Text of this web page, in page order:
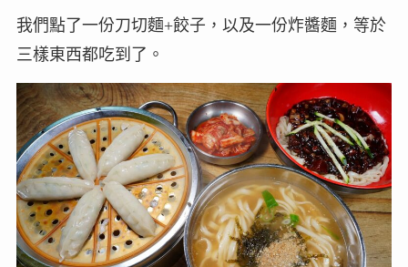
我們點了一份刀切麵+餃子，以及一份炸醬麵，等於
三樣東西都吃到了。